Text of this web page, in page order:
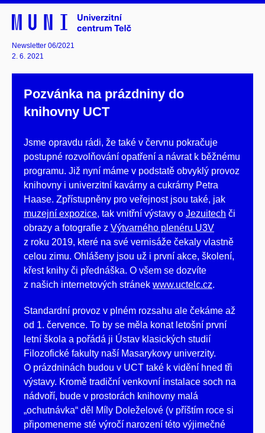
Newsletter 06/2021
2. 6. 2021
Pozvánka na prázdniny do
knihovny UCT
Jsme opravdu rádi, že také v červnu pokračuje
postupné rozvolňování opatření a návrat k běžnému
programu. Již nyní máme v podstatě obvyklý provoz
knihovny i univerzitní kavárny a cukrárny Petra
Haase. Zpřístupněny pro veřejnost jsou také, jak
muzejní expozice, tak vnitřní výstavy o Jezuitech či
obrazy a fotografie z Výtvarného plenéru U3V
z roku 2019, které na své vernisáže čekaly vlastně
celou zimu. Ohlášeny jsou už i první akce, školení,
křest knihy či přednáška. O všem se dozvíte
z našich internetových stránek www.uctelc.cz.
Standardní provoz v plném rozsahu ale čekáme až
od 1. července. To by se měla konat letošní první
letní škola a pořádá ji Ústav klasických studií
Filozofické fakulty naší Masarykovy univerzity.
O prázdninách budou v UCT také k vidění hned tři
výstavy. Kromě tradiční venkovní instalace soch na
nádvoří, bude v prostorách knihovny malá
„ochutnávka“ děl Míly Doleželové (v příštím roce si
připomeneme sté výročí narození této výjimečné